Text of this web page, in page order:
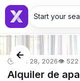
Start your
🕒 abr. 28, 2026👁️ 522
Alquiler de